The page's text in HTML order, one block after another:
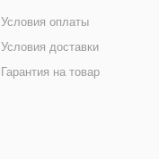
Условия оплаты
Условия доставки
Гарантия на товар